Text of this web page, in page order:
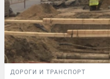
ДОРОГИ И ТРАНСПОРТ